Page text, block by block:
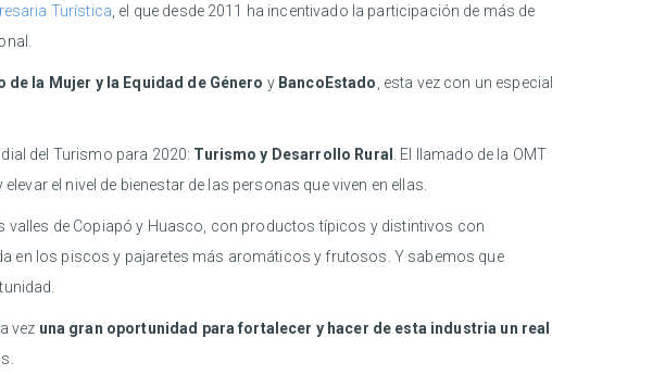
Turística , el que desde 2011 ha incentivado la participación de más de
de la Mujer y la Equidad de Género y BancoEstado , esta vez con un especial
del Turismo para 2020: Turismo y Desarrollo Rural
. El llamado de la OMT
el nivel de bienestar de las personas que viven en ellas.
valles de Copiapó y Huasco, con productos típicos y distintivos con
en los piscos y pajaretes más aromáticos y frutosos. Y sabemos que
vez una gran oportunidad para fortalecer y hacer de esta industria un real